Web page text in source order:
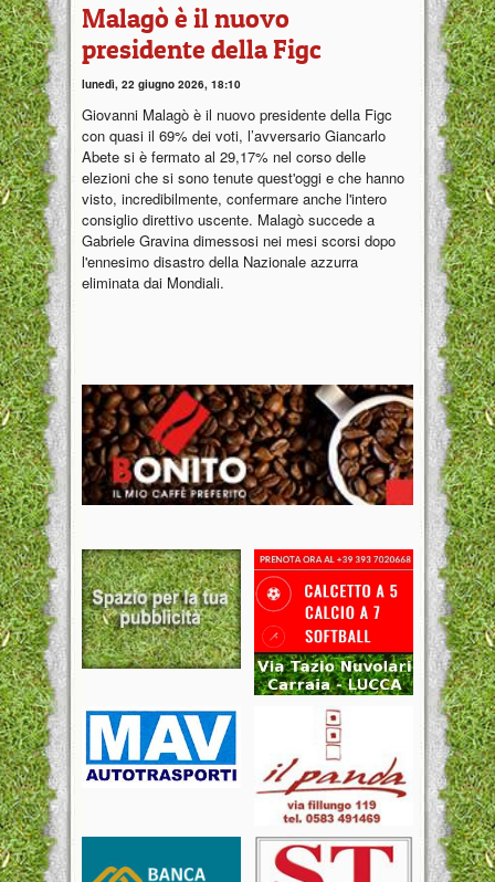
Malagò è il nuovo
presidente della Figc
lunedì, 22 giugno 2026, 18:10
Giovanni Malagò è il nuovo presidente della Figc
con quasi il 69% dei voti, l’avversario Giancarlo
Abete si è fermato al 29,17% nel corso delle
elezioni che si sono tenute quest'oggi e che hanno
visto, incredibilmente, confermare anche l'intero
consiglio direttivo uscente. Malagò succede a
Gabriele Gravina dimessosi nei mesi scorsi dopo
l'ennesimo disastro della Nazionale azzurra
eliminata dai Mondiali.